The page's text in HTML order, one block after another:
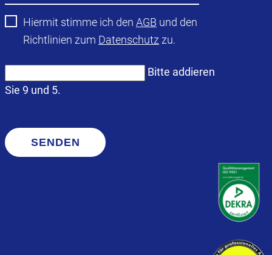
Hiermit stimme ich den AGB und den
Richtlinien zum Datenschutz zu.
Bitte addieren
Sie 9 und 5.
SENDEN